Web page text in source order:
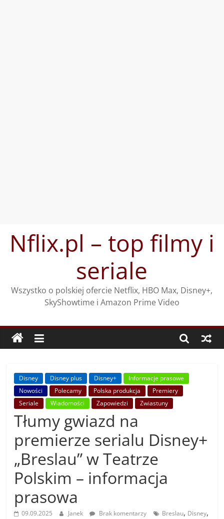
treściNflix.pl – top filmy i
seriale
Wszystko o polskiej ofercie Netflix, HBO Max, Disney+,
SkyShowtime i Amazon Prime Video
Disney Disney plus Disney+
Informacje prasowe
Nowości
Polecamy Polska produkcja
Premiery
Seriale
Wiadomości Zapowiedzi Zwiastuny
Tłumy gwiazd na
premierze serialu Disney+
„Breslau” w Teatrze
Polskim – informacja
prasowa
09.09.2025 Janek Brak komentarzy Breslau, Disney,